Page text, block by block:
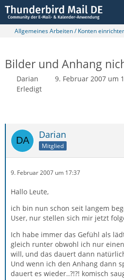
Allgemeines Arbeiten / Konten
Bilder und Anhang
Darian 9. Februar 2007 um
Erledigt
Darian
Mitglied
9. Februar 2007 um 17:37
Hallo Leute,
ich bin nun schon seit langem
User, nur stellen sich mir jetzt
Ich habe immer das Gefühl als
gleich runter obwohl ich nur
will, und das dauert dann
Und wenn ich den Anhang dann
dauert es wieder..?!?! komisch